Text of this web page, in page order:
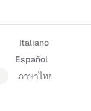
Italiano
Español
ภาษาไทย